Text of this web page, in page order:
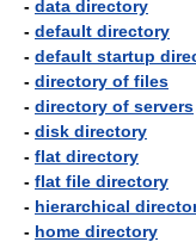
- data directory
- default directory
- default startup
- directory of files
- directory of servers
- disk directory
- flat directory
- flat file directory
- hierarchical
- home directory